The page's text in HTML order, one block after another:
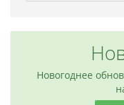
Новогоднее